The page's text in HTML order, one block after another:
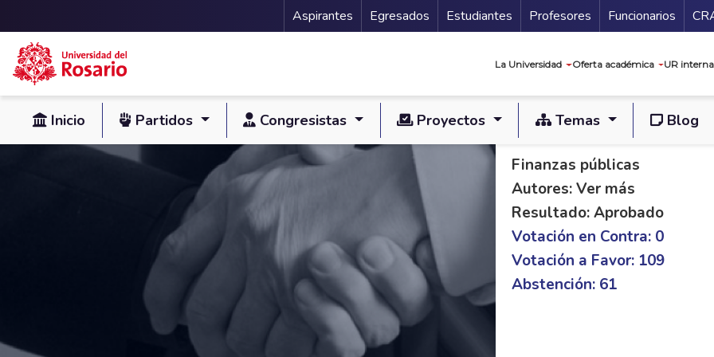
Pasar al contenido principal
Menu Secundario
Aspirantes Egresados Estudiantes Profesores Funcionarios
La Universidad Oferta académica UR
Inicio Partidos Congresistas Proyectos Temas Blog
PL C 135/19 S 384/
Finanzas públicas
Autores: Ver más
Resultado: Aprobado
Votación en Contra: 0
Votación a Favor: 109
Abstención: 61